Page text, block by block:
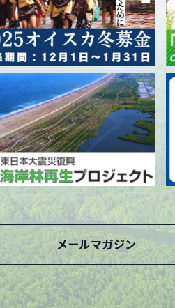
メールマガジン